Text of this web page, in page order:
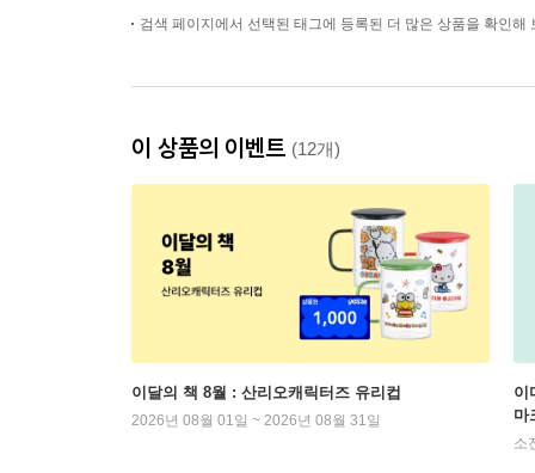
검색 페이지에서 선택된 태그에 등록된 더 많은 상품을 확인해
이 상품의 이벤트 (12개)
이달의 책 8월 : 산리오캐릭터즈 유리컵
2026년 08월 01일 ~ 2026년 08월 31일
이
마
소